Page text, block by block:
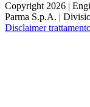
Copyright 2026 |
Parma S.p.A. |
Disclaimer